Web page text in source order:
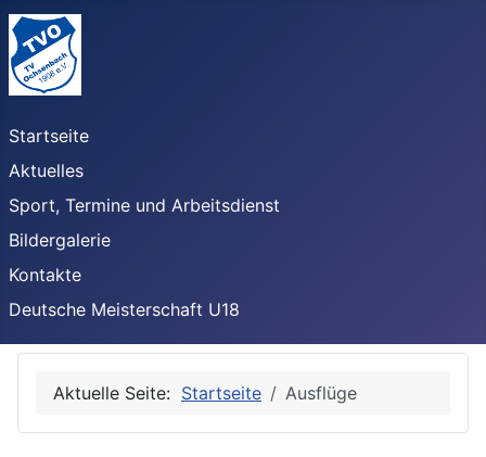
Startseite
Aktuelles
Sport, Termine und Arbeitsdienst
Bildergalerie
Kontakte
Deutsche Meisterschaft U18
Aktuelle Seite: Startseite Ausflüge